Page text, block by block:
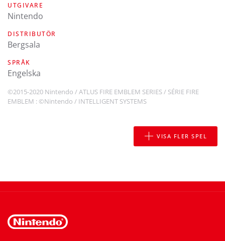
UTGIVARE
Nintendo
DISTRIBUTÖR
Bergsala
SPRÅK
engelska
©2015-2020 Nintendo / ATLUS FIRE EMBLEM SERIES / SÉRIE FIRE
EMBLEM : ©Nintendo / INTELLIGENT SYSTEMS
VISA FLER SPEL